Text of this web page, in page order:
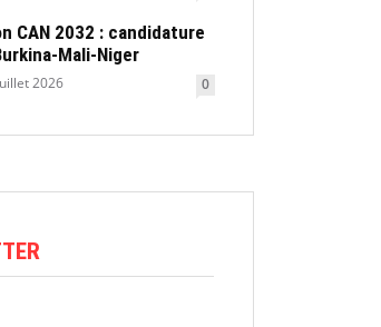
CAN 2032 : candidature
Mali-Niger
2026 0